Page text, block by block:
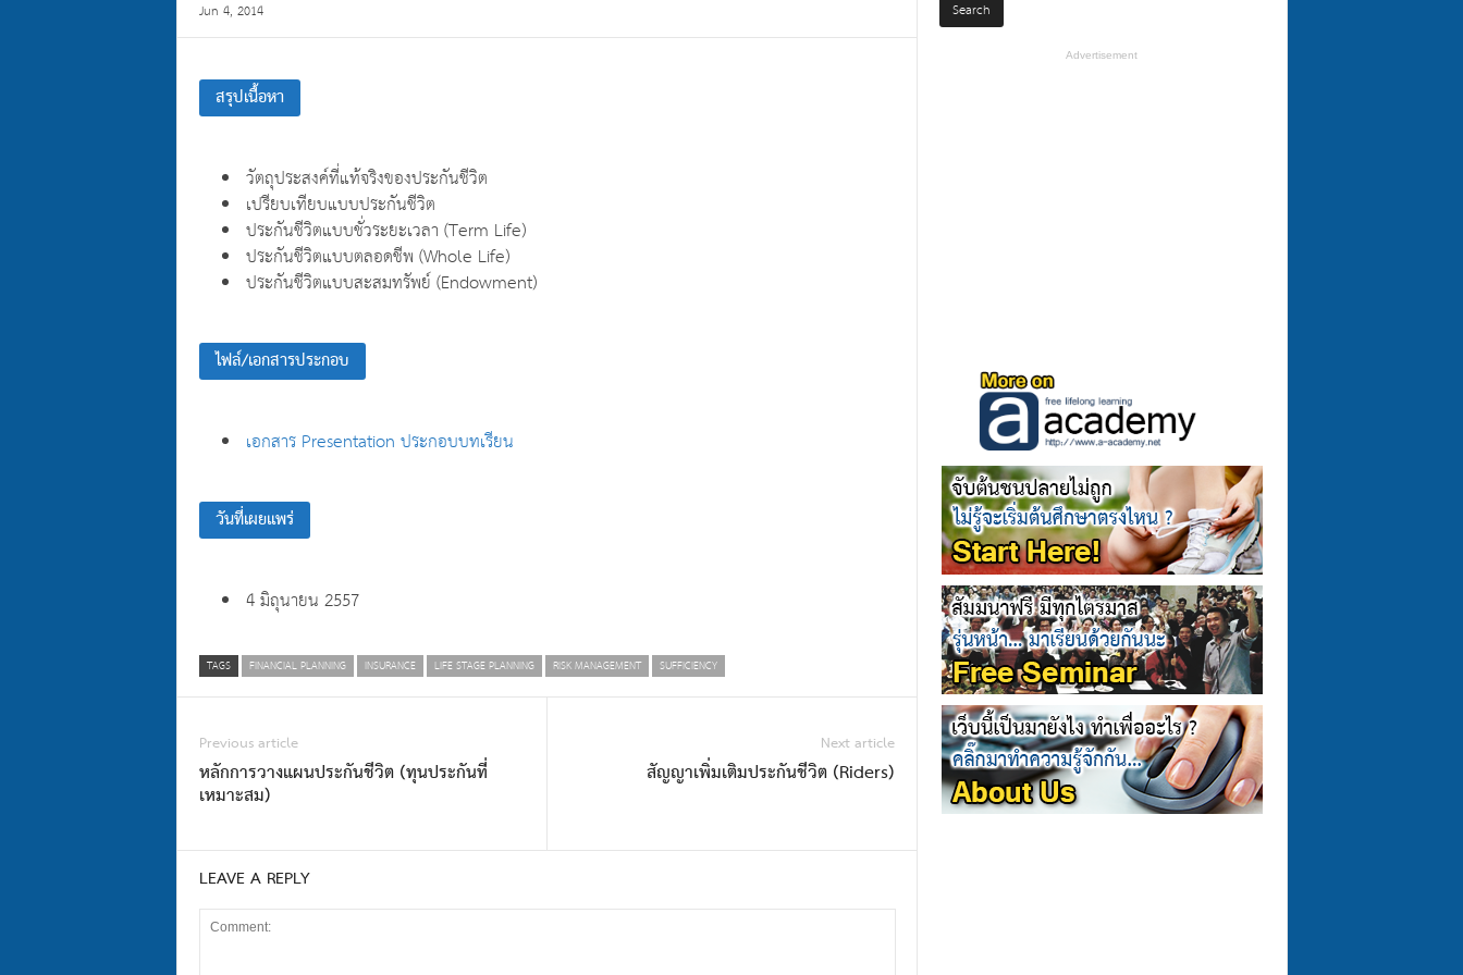
Jun 4, 2014
สรุปเนื้อหา
วัตถุประสงค์ที่แท้จริงของประกันชีวิต
เปรียบเทียบแบบประกันชีวิต
ประกันชีวิตแบบชั่วระยะเวลา (Term Life)
ประกันชีวิตแบบตลอดชีพ (Whole Life)
ประกันชีวิตแบบสะสมทรัพย์ (Endowment)
ไฟล์/เอกสารประกอบ
เอกสาร Presentation ประกอบบทเรียน
วันที่เผยแพร่
4 มิถุนายน 2557
TAGS FINANCIAL PLANNING INSURANCE LIFE STAGE PLANNING RISK MANAGEMENT SUFFICIENCY
Previous article
หลักการวางแผนประกันชีวิต (ทุนประกันที่
เหมาะสม)
Next article
สัญญาเพิ่มเติมประกันชีวิต (Riders)
LEAVE A REPLY
Advertisement